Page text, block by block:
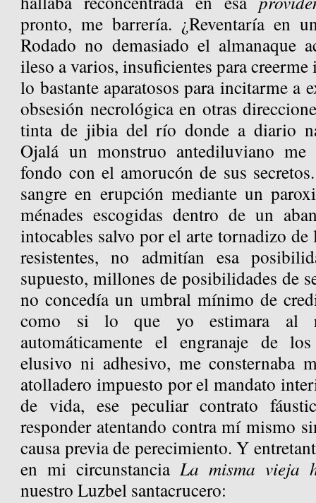
pronto, me barrería. ¿Reventaría en
Rodado no demasiado el almanaque
ileso a varios, insuficientes para
lo bastante aparatosos para incitarme a
obsesión necrológica en otras
tinta de jibia del río donde a diario
Ojalá un monstruo antediluviano me
fondo con el amorucón de sus
sangre en erupción mediante un
ménades escogidas dentro de un
intocables salvo por el arte tornadizo de
resistentes, no admitían esa
supuesto, millones de posibilidades de
no concedía un umbral mínimo de
como si lo que yo estimara al
automáticamente el engranaje de
elusivo ni adhesivo, me consternaba
atolladero impuesto por el mandato
de vida, ese peculiar contrato
responder atentando contra mí mismo
causa previa de perecimiento. Y
en mi circunstancia La misma vieja
nuestro Luzbel santacrucero: